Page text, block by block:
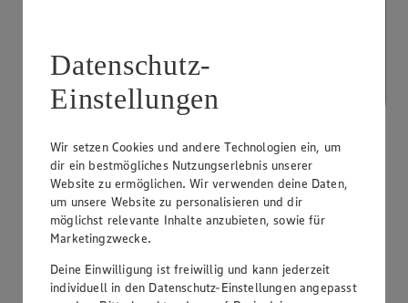
PAYBACK
Datenschutz-
Einstellungen
Wir setzen Cookies und andere Technologien ein, um
dir ein bestmögliches Nutzungserlebnis unserer
Website zu ermöglichen. Wir verwenden deine Daten,
um unsere Website zu personalisieren und dir
möglichst relevante Inhalte anzubieten, sowie für
Marketingzwecke.
Deine Einwilligung ist freiwillig und kann jederzeit
individuell in den Datenschutz-Einstellungen angepasst